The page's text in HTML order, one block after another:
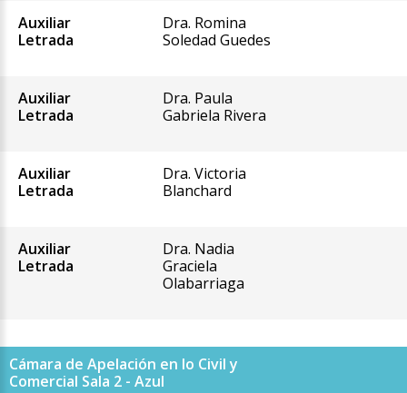
Auxiliar
Letrada
Dra. Romina
Soledad Guedes
Auxiliar
Letrada
Dra. Paula
Gabriela Rivera
Auxiliar
Letrada
Dra. Victoria
Blanchard
Auxiliar
Letrada
Dra. Nadia
Graciela
Olabarriaga
Cámara de Apelación en lo Civil y
Comercial Sala 2 - Azul